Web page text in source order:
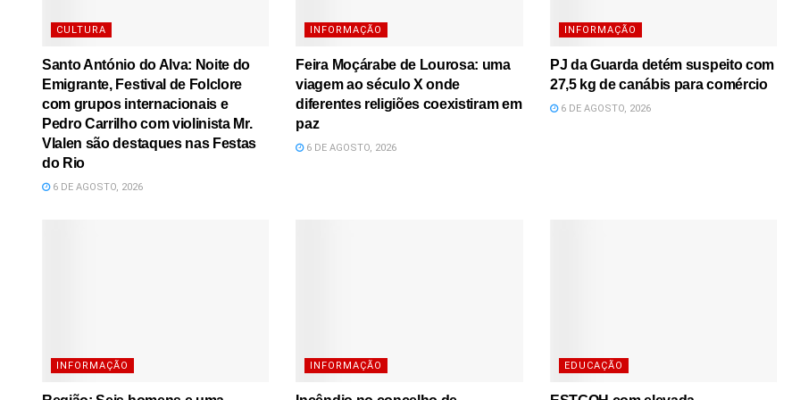
CULTURA
Santo António do Alva: Noite do
Emigrante, Festival de Folclore
com grupos internacionais e
Pedro Carrilho com violinista Mr.
Vlalen são destaques nas Festas
do Rio
6 DE AGOSTO, 2026
INFORMAÇÃO
Feira Moçárabe de Lourosa: uma
viagem ao século X onde
diferentes religiões coexistiram em
paz
6 DE AGOSTO, 2026
INFORMAÇÃO
PJ da Guarda detém suspeito com
27,5 kg de canábis para comércio
6 DE AGOSTO, 2026
INFORMAÇÃO INFORMAÇÃO EDUCAÇÃO